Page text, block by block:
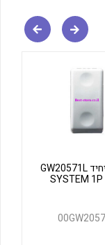
מפסק יחיד GW20571L
SYSTEM